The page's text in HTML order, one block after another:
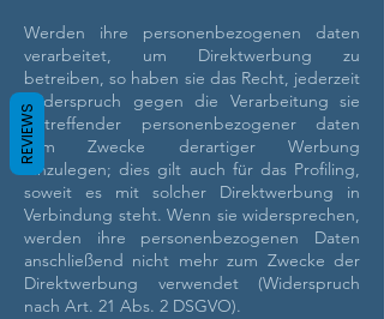
Werden ihre personenbezogenen daten
verarbeitet, um Direktwerbung zu
betreiben, so haben sie das Recht, jederzeit
Widerspruch gegen die Verarbeitung sie
betreffender personenbezogener daten
zum Zwecke derartiger Werbung
einzulegen; dies gilt auch für das Profiling,
soweit es mit solcher Direktwerbung in
Verbindung steht. Wenn sie widersprechen,
werden ihre personenbezogenen Daten
anschließend nicht mehr zum Zwecke der
Direktwerbung verwendet (Widerspruch
nach Art. 21 Abs. 2 DSGVO).
REVIEWS